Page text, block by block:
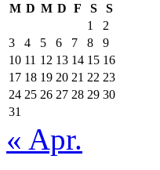
M D M D F S
S
1
2
3
4 5 6 7 8
9
10 11 12 13 14 15 16
17 18 19 20 21 22 23
24 25 26 27 28 29 30
31
« Apr.